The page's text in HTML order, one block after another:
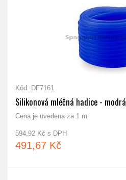
Kód: DF7161
Silikonová mléčná hadice - modrá
Cena je uvedena za 1 m
594,92 Kč s DPH
491,67 Kč